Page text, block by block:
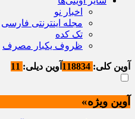
اخبار نو
مجله اینترنتی فارسی
تک کده
ظروف یکبار مصرف
آوین کلی: آوین دیلی:
آوین ویژه»